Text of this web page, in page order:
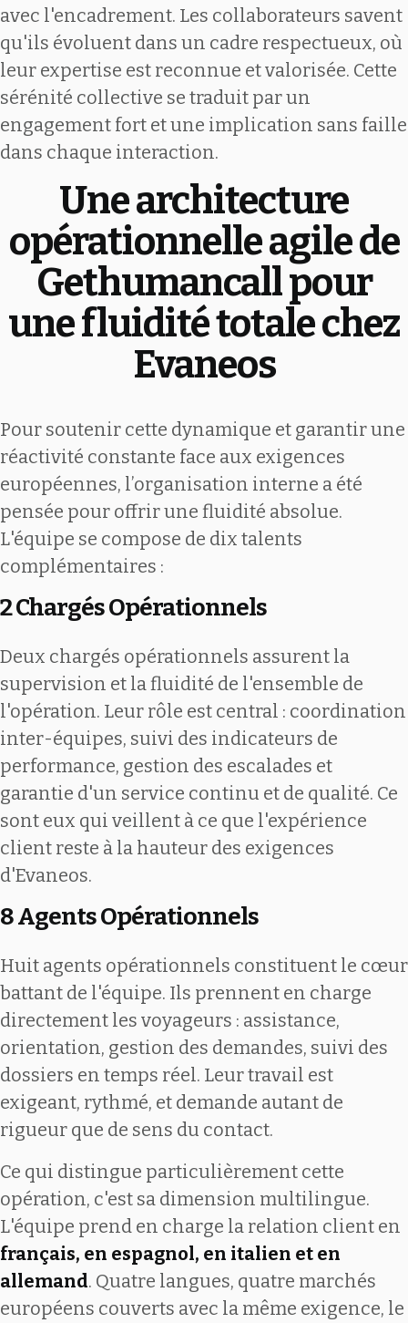
avec l'encadrement. Les collaborateurs savent
qu'ils évoluent dans un cadre respectueux, où
leur expertise est reconnue et valorisée. Cette
sérénité collective se traduit par un
engagement fort et une implication sans faille
dans chaque interaction.
Une architecture
opérationnelle agile de
Gethumancall pour
une fluidité totale chez
Evaneos
Pour soutenir cette dynamique et garantir une
réactivité constante face aux exigences
européennes, l’organisation interne a été
pensée pour offrir une fluidité absolue.
L'équipe se compose de dix talents
complémentaires :
2 Chargés Opérationnels
Deux chargés opérationnels assurent la
supervision et la fluidité de l'ensemble de
l'opération. Leur rôle est central : coordination
inter-équipes, suivi des indicateurs de
performance, gestion des escalades et
garantie d'un service continu et de qualité. Ce
sont eux qui veillent à ce que l'expérience
client reste à la hauteur des exigences
d'Evaneos.
8 Agents Opérationnels
Huit agents opérationnels constituent le cœur
battant de l'équipe. Ils prennent en charge
directement les voyageurs : assistance,
orientation, gestion des demandes, suivi des
dossiers en temps réel. Leur travail est
exigeant, rythmé, et demande autant de
rigueur que de sens du contact.
Ce qui distingue particulièrement cette
opération, c'est sa dimension multilingue.
L'équipe prend en charge la relation client en
français, en espagnol, en italien et en
allemand. Quatre langues, quatre marchés
européens couverts avec la même exigence, le